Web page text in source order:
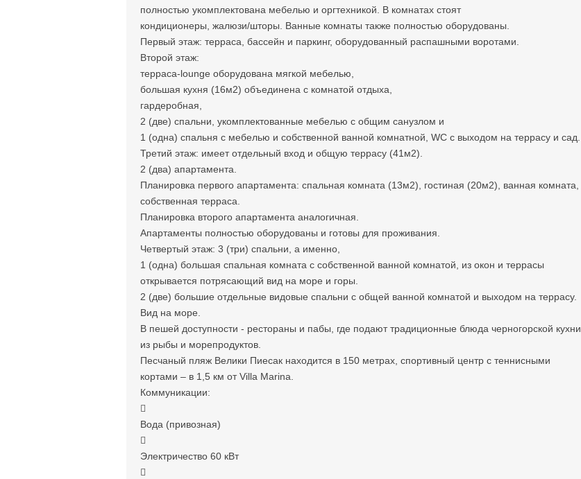
полностью укомплектована мебелью и оргтехникой. В комнатах стоят
кондиционеры, жалюзи/шторы. Ванные комнаты также полностью оборудованы.
Первый этаж: терраса, бассейн и паркинг, оборудованный распашными воротами.
Второй этаж:
терраса-lounge оборудована мягкой мебелью,
большая кухня (16м2) объединена с комнатой отдыха,
гардеробная,
2 (две) спальни, укомплектованные мебелью с общим санузлом и
1 (одна) спальня с мебелью и собственной ванной комнатной, WC с выходом на террасу и сад.
Третий этаж: имеет отдельный вход и общую террасу (41м2).
2 (два) апартамента.
Планировка первого апартамента: спальная комната (13м2), гостиная (20м2), ванная комната,
собственная терраса.
Планировка второго апартамента аналогичная.
Апартаменты полностью оборудованы и готовы для проживания.
Четвертый этаж: 3 (три) спальни, а именно,
1 (одна) большая спальная комната с собственной ванной комнатой, из окон и террасы
открывается потрясающий вид на море и горы.
2 (две) большие отдельные видовые спальни с общей ванной комнатой и выходом на террасу.
Вид на море.
В пешей доступности - рестораны и пабы, где подают традиционные блюда черногорской кухни
из рыбы и морепродуктов.
Песчаный пляж Велики Пиесак находится в 150 метрах, спортивный центр с теннисными
кортами – в 1,5 км от Villa Marina.
Коммуникации:

Вода (привозная)

Электричество 60 кВт
